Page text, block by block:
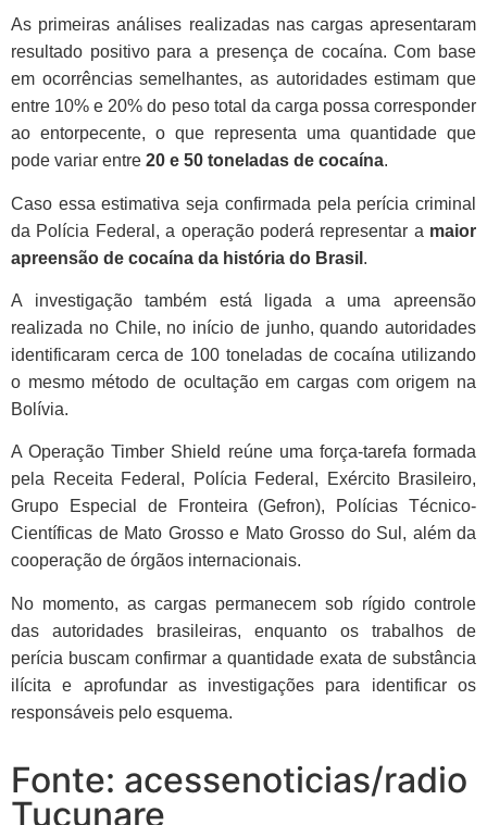
As primeiras análises realizadas nas cargas apresentaram
resultado positivo para a presença de cocaína. Com base
em ocorrências semelhantes, as autoridades estimam que
entre 10% e 20% do peso total da carga possa corresponder
ao entorpecente, o que representa uma quantidade que
pode variar entre 20 e 50 toneladas de cocaína.
Caso essa estimativa seja confirmada pela perícia criminal
da Polícia Federal, a operação poderá representar a maior
apreensão de cocaína da história do Brasil .
A investigação também está ligada a uma apreensão
realizada no Chile, no início de junho, quando autoridades
identificaram cerca de 100 toneladas de cocaína utilizando
o mesmo método de ocultação em cargas com origem na
Bolívia.
A Operação Timber Shield reúne uma força-tarefa formada
pela Receita Federal, Polícia Federal, Exército Brasileiro,
Grupo Especial de Fronteira (Gefron), Polícias Técnico-
Científicas de Mato Grosso e Mato Grosso do Sul, além da
cooperação de órgãos internacionais.
No momento, as cargas permanecem sob rígido controle
das autoridades brasileiras, enquanto os trabalhos de
perícia buscam confirmar a quantidade exata de substância
ilícita e aprofundar as investigações para identificar os
responsáveis pelo esquema.
Fonte: acessenoticias/radio
Tucunare